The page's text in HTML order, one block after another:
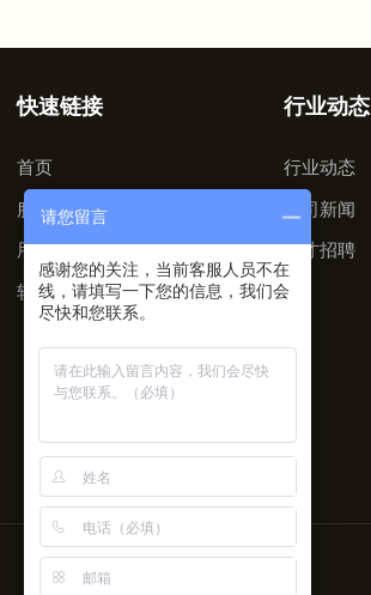
快速链接
首页
服务支持
用户手册
软件下载
行业动态
行业动态
公司新闻
人才招聘
请您留言
感谢您的关注，当前客服人员不在
线，请填写一下您的信息，我们会
尽快和您联系。